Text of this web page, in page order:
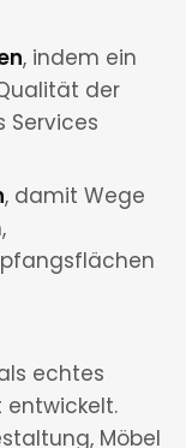
, indem ein
der
Services
, damit Wege
echtes
Möbel